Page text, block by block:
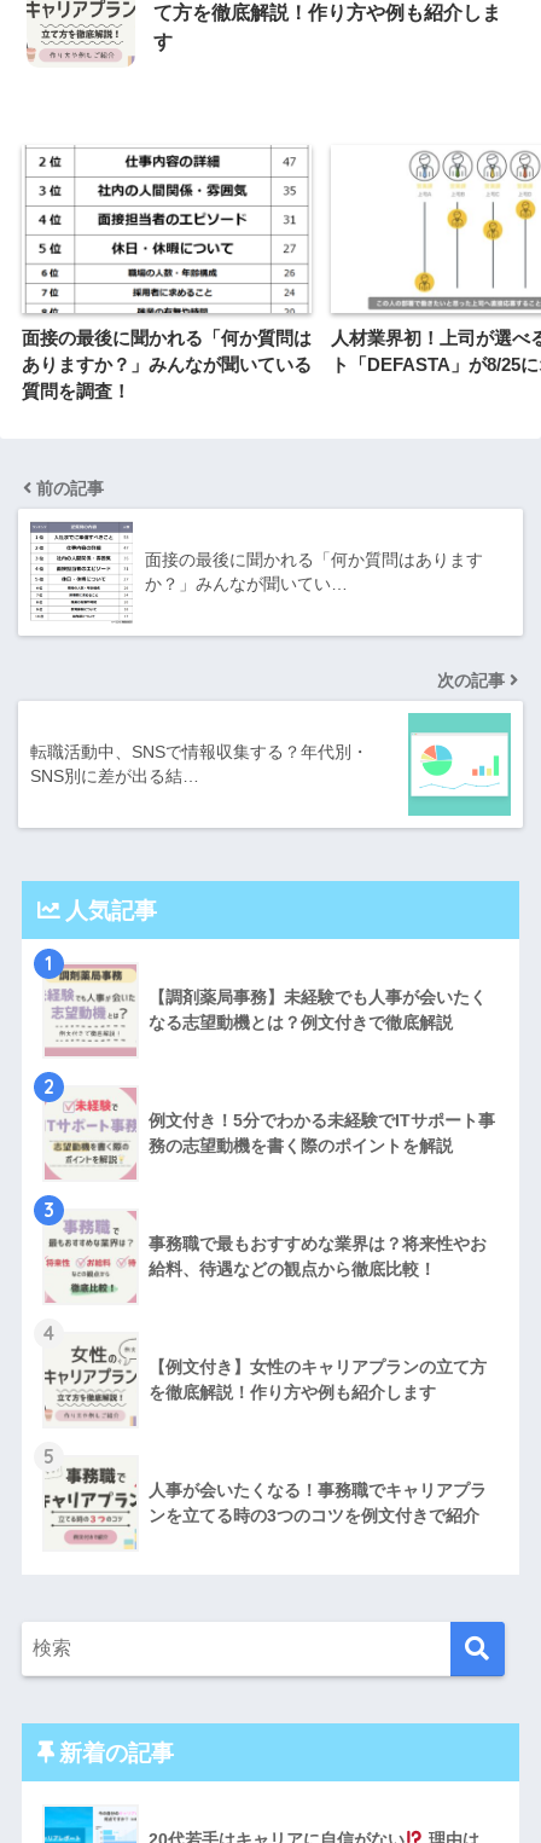
て方を徹底解説！作り方や例も紹介しま
す
面接の最後に聞かれる「何か質問は
ありますか？」みんなが聞いている
質問を調査！
人材業界初！上司が選べ
ト「DEFASTA」が8/25
前の記事
面接の最後に聞かれる「何か質問はあります
か？」みんなが聞いてい…
次の記事
転職活動中、SNSで情報収集する？年代別・
SNS別に差が出る結…
人気記事
1
【調剤薬局事務】未経験でも人事が会いたく
なる志望動機とは？例文付きで徹底解説
2
例文付き！5分でわかる未経験でITサポート事
務の志望動機を書く際のポイントを解説
3
事務職で最もおすすめな業界は？将来性やお
給料、待遇などの観点から徹底比較！
4
【例文付き】女性のキャリアプランの立て方
を徹底解説！作り方や例も紹介します
5
人事が会いたくなる！事務職でキャリアプラ
ンを立てる時の3つのコツを例文付きで紹介
新着の記事